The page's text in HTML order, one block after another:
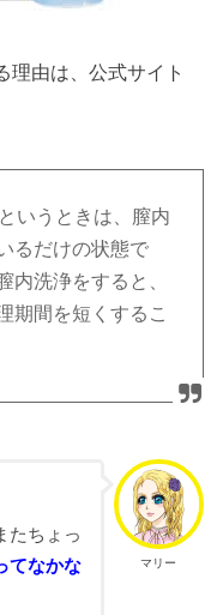
理由は、公式サイト
いうときは、膣内
るだけの状態で
内洗浄をすると、
期間を短くするこ
マリー
たちょっ
てなかな